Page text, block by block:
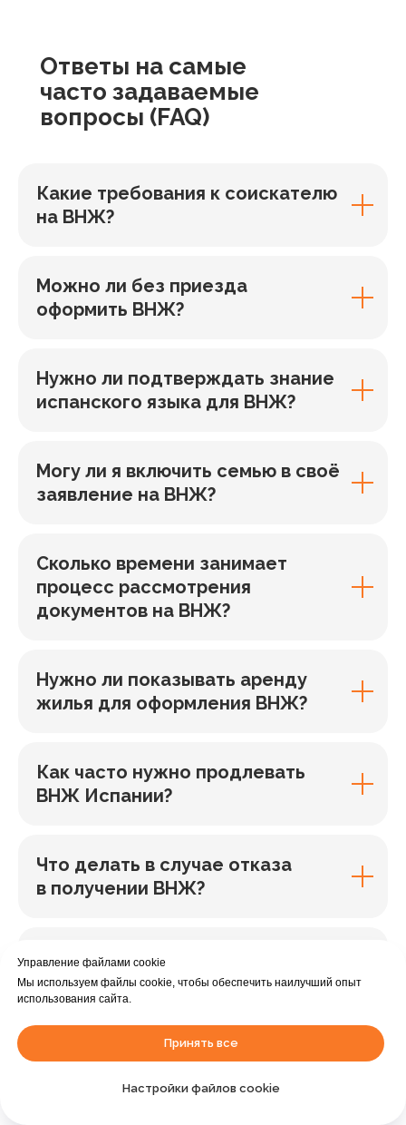
Ответы на самые
часто задаваемые
вопросы (FAQ)
Какие требования к соискателю
на ВНЖ?
Можно ли без приезда
оформить ВНЖ?
Нужно ли подтверждать знание
испанского языка для ВНЖ?
Могу ли я включить семью в своё
заявление на ВНЖ?
Сколько времени занимает
процесс рассмотрения
документов на ВНЖ?
Нужно ли показывать аренду
жилья для оформления ВНЖ?
Как часто нужно продлевать
ВНЖ Испании?
Что делать в случае отказа
в получении ВНЖ?
Какие налоги нужно платить
в Испании с ВНЖ?
Какой список документов?
не хватает?
Управление файлами cookie
Мы используем файлы cookie, чтобы обеспечить наилучший опыт
использования сайта.
Принять все
Настройки файлов cookie